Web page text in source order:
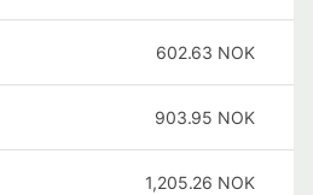
602.63 NOK
903.95 NOK
1,205.26 NOK